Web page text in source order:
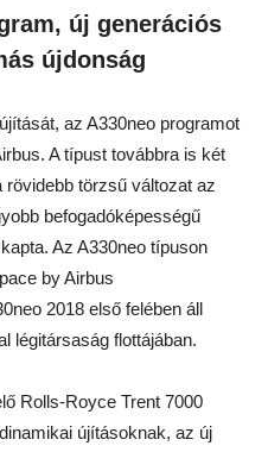
új generációs
újdonság
az A330neo programot
A típust továbbra is két
törzsű változat az
befogadóképességű
Az A330neo típuson
by Airbus
2018 első felében áll
légitársaság flottájában.
Rolls-Royce Trent 7000
újításoknak, az új